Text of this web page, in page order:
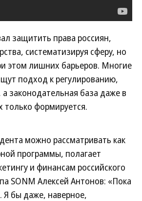
защитить права россиян,
систематизируя сферу, но
этом лишних барьеров. Многие
подход к регулированию,
законодательная база даже в
только формируется.
можно рассматривать как
программы, полагает
и финансам российского
SONM Алексей Антонов: «Пока
Я бы даже, наверное,